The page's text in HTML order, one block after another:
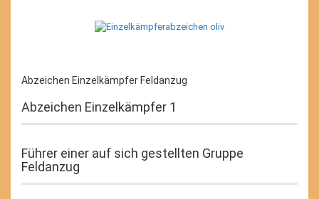
Abzeichen Einzelkämpfer Feldanzug
Abzeichen Einzelkämpfer 1
Führer einer auf sich gestellten Gruppe
Feldanzug